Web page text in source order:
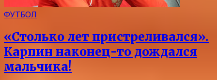
ФУТБОЛ
«Столько лет пристреливался».
Карпин наконец-то дождался
мальчика!